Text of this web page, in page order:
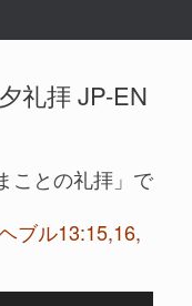
礼拝 JP-EN
ことの礼拝」で
ブル13:15,16,